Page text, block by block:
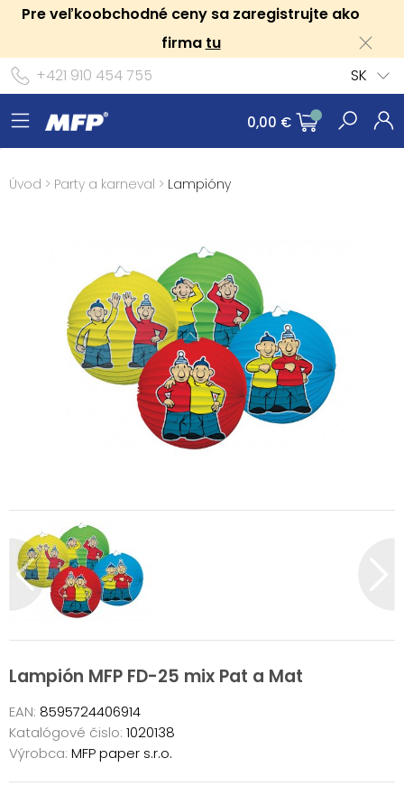
Pre veľkoobchodné ceny sa zaregistrujte ako
firma tu
+421 910 454 755
SK
0,00 €
Úvod > Party a karneval > Lampióny
Lampión MFP FD-25 mix Pat a Mat
EAN: 8595724406914
Katalógové čislo: 1020138
Výrobca: MFP paper s.r.o.